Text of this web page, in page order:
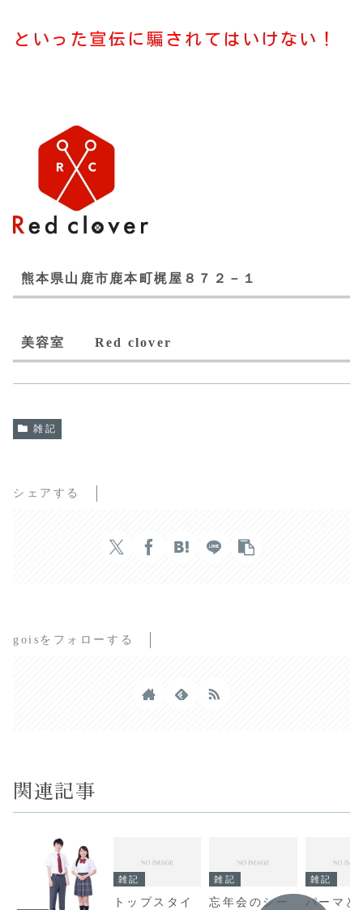
といった宣伝に騙されてはいけない！
熊本県山鹿市鹿本町梶屋８７２－１
美容室 Red clover
雑記
シェアする
goisをフォローする
関連記事
雑記
トップスタイ
雑記
忘年会のシー
雑記
パーマと